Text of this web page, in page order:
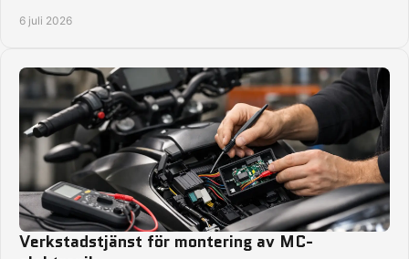
6 juli 2026
Verkstadstjänst för montering av MC-